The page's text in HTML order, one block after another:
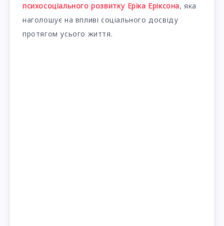
психосоціального розвитку Еріка Еріксона, яка
наголошує на впливі соціального досвіду
протягом усього життя.